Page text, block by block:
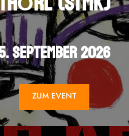
SEPTEMBER 2026
ZUM EVENT